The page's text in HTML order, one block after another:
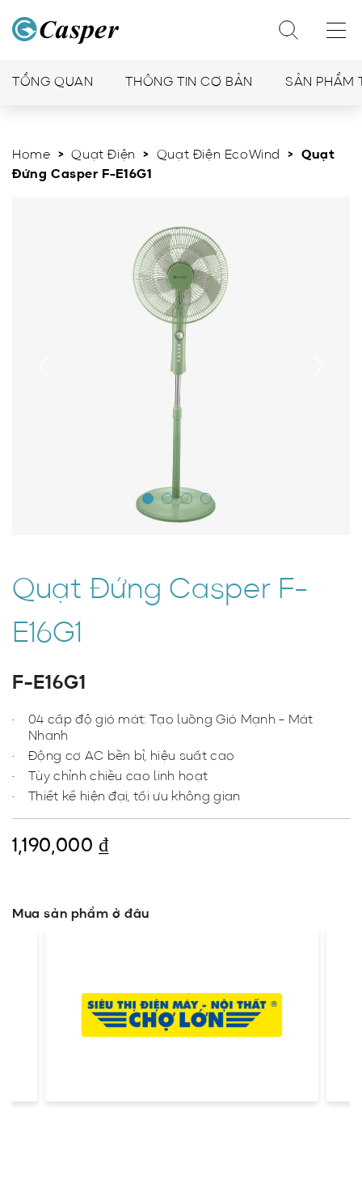
TỔNG QUAN THÔNG TIN CƠ BẢN SẢN PHẨM
Home >Quạt Điện > Quạt Điện EcoWind
> Quạt
Đứng Casper F-E16G1
Quạt Đứng Casper F-
E16G1
F-E16G1
04 cấp độ gió mát: Tạo luồng Gió Mạnh - Mát
Nhanh
Động cơ AC bền bỉ, hiệu suất cao
Tùy chỉnh chiều cao linh hoạt
Thiết kế hiện đại, tối ưu không gian
1,190,000 ₫
Mua sản phẩm ở đâu